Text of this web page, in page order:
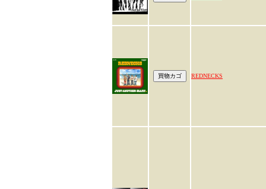
REDNECKS